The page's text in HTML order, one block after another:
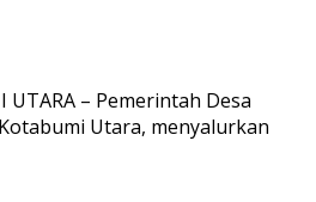
UTARA – Pemerintah Desa
Utara, menyalurkan